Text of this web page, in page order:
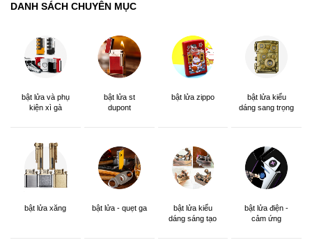
DANH SÁCH CHUYÊN MỤC
bật lửa và phụ
kiện xì gà
bật lửa st
dupont
bật lửa zippo
bật lửa kiểu
dáng sang trọng
bật lửa xăng bật lửa - quẹt ga
bật lửa kiểu
dáng sáng tạo
bật lửa điện -
cảm ứng